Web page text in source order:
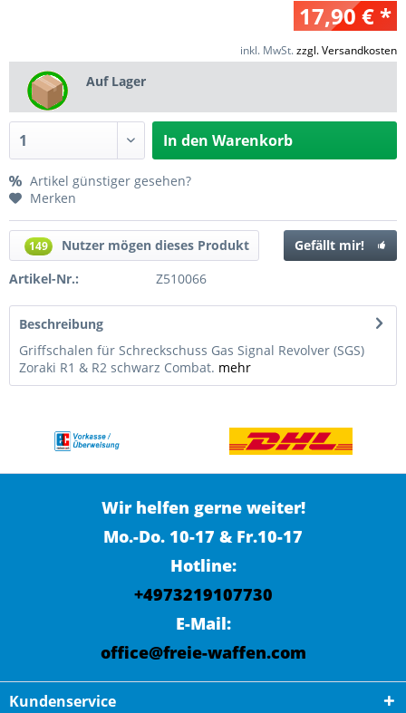
17,90 € *
inkl. MwSt.zzgl. Versandkosten
Auf Lager
In den Warenkorb
Artikel günstiger gesehen?
Merken
149 Nutzer mögen dieses Produkt
Gefällt mir!
Artikel-Nr.:
Z510066
Beschreibung
Griffschalen für Schreckschuss Gas Signal Revolver (SGS)
Zoraki R1 & R2 schwarz Combat. mehr
Wir helfen gerne weiter!
Mo.-Do. 10-17 & Fr.10-17
Hotline:
+4973219107730
E-Mail:
office@freie-waffen.com
Kundenservice